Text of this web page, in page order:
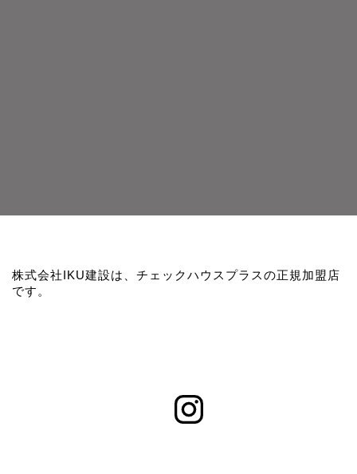
株式会社IKU建設は、チェックハウスプラスの正規加盟店
です。